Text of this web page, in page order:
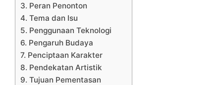
3. Peran Penonton
4. Tema dan Isu
5. Penggunaan Teknologi
6. Pengaruh Budaya
7. Penciptaan Karakter
8. Pendekatan Artistik
9. Tujuan Pementasan